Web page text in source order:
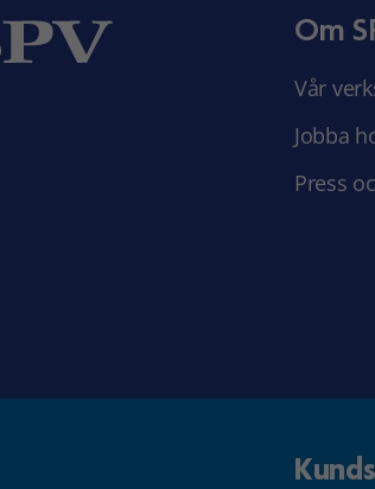
Om
Vår
Jobba
Press